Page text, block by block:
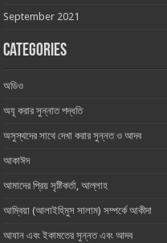
September 2021
Categories
অডিও
অযূ করার সুন্নাত পদ্ধতি
অসুস্থদের সাথে দেখা করার সুন্নত ও আদব
আকাঈদ
আমাদের প্রিয় সৃষ্টিকর্তা, আল্লাহ ‎
আম্বিয়া (আলাইহিমুস সালাম) সম্পর্কে আকীদা
আযান এবং ইকামতের সুন্নত এবং আদব